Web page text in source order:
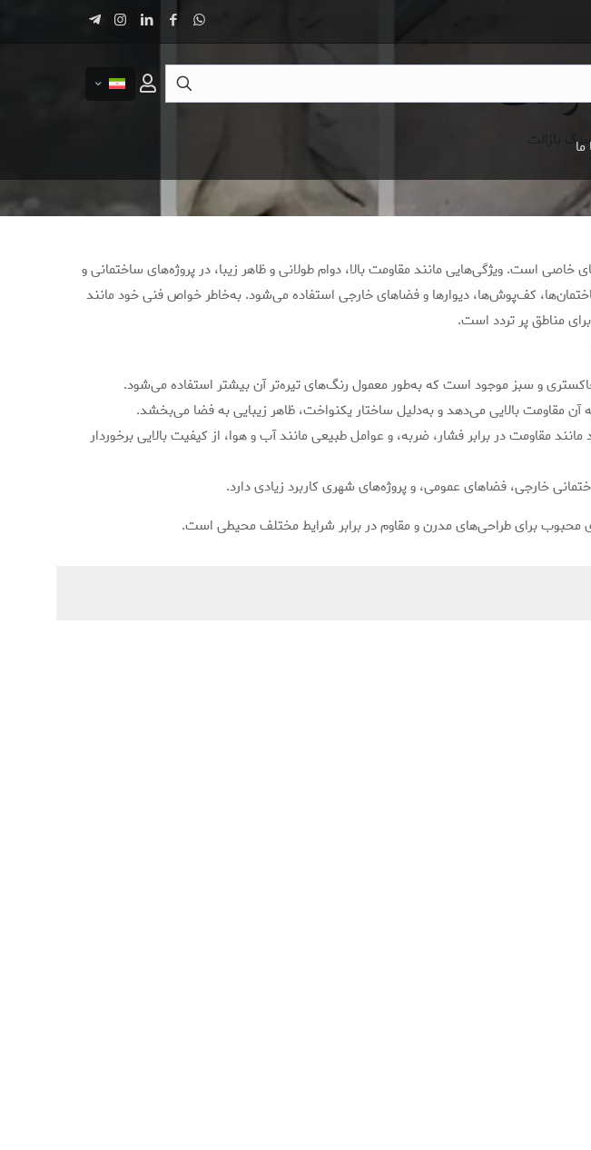
سنگ بازالت
است. ویژگی‌هایی مانند مقاومت بالا، دوام طولانی و ظاهر زیبا، در پروژه‌های ساختمانی و
کف‌پوش‌ها، دیوارها و فضاهای خارجی استفاده می‌شود. به‌خاطر خواص فنی خود مانند
مناطق پر تردد است.
و سبز موجود است که به‌طور معمول رنگ‌های تیره‌تر آن بیشتر استفاده می‌شود.
مقاومت بالایی می‌دهد و به‌دلیل ساختار یکنواخت، ظاهر زیبایی به فضا می‌بخشد.
مقاومت در برابر فشار، ضربه، و عوامل طبیعی مانند آب و هوا، از کیفیت بالایی برخوردار
خارجی، فضاهای عمومی، و پروژه‌های شهری کاربرد زیادی دارد.
محبوب برای طراحی‌های مدرن و مقاوم در برابر شرایط مختلف محیطی است.